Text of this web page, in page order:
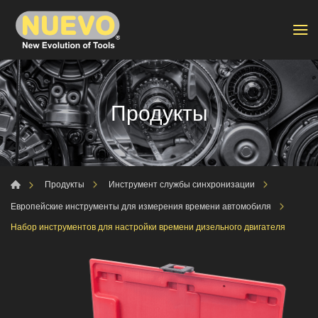
Продукты
Продукты
Инструмент службы синхронизации
Европейские инструменты для измерения времени автомобиля
Набор инструментов для настройки времени дизельного двигателя